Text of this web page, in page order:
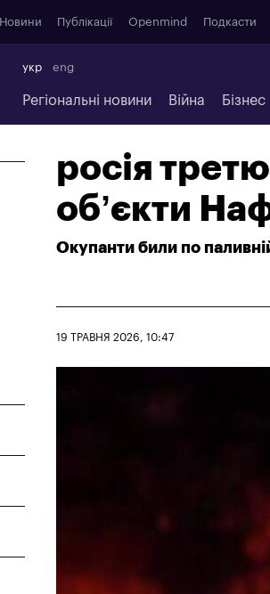
Новини Публікації Openmind Подкасти
укр eng
Регіональні новини Війна Бізнес
росія
об’єкти
Окупанти били по
19 ТРАВНЯ 2026, 10:47